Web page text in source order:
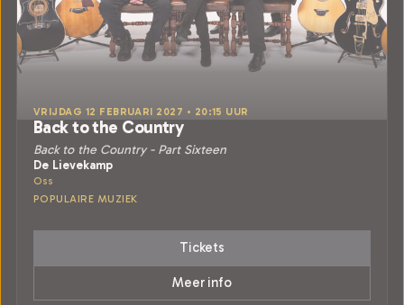
VRIJDAG 12 FEBRUARI 2027 • 20:15 UUR
Back to the Country
Back to the Country - Part Sixteen
De Lievekamp
Oss
POPULAIRE MUZIEK
Tickets
Meer info